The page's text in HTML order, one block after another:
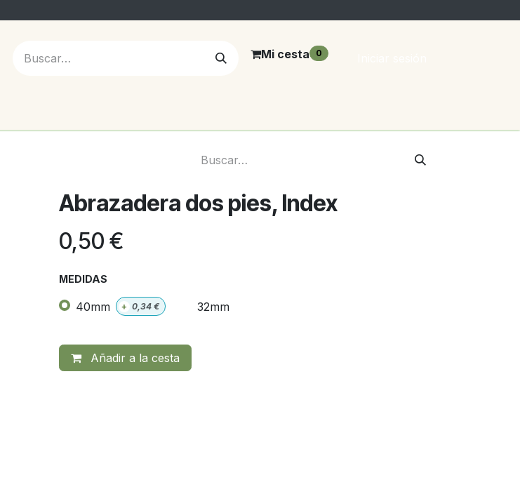
Mi cesta 0
Abrazadera dos pies, Index
0,50 €
MEDIDAS
40mm + 0,34 € 32mm
Añadir a la cesta